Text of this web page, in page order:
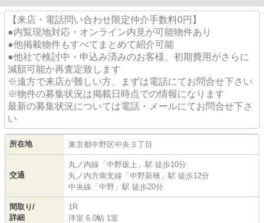
【来店・電話問い合わせ限定仲介手数料0円】
●内覧現地対応・オンライン内見が可能物件あり
●他掲載物件もすべてまとめて紹介可能
●他社で検討中・申込み済みのお客様、初期費用がさらに
減額可能か再査定致します
※遠方で来店が難しい方、まずは電話にてお問合せ下さい
※物件の募集状況は掲載日時点での情報になります
最新の募集状況については電話・メールにてお問合せ下さ
い
所在地 東京都中野区中央 ３丁目
交通
丸ノ内線 「 中野坂上 」駅 徒歩10分
丸ノ内方南支線 「 中野新橋 」駅 徒歩12分
中央線 「 中野 」駅 徒歩20分
間取り/
詳細
1R
洋室 6.0帖 1室